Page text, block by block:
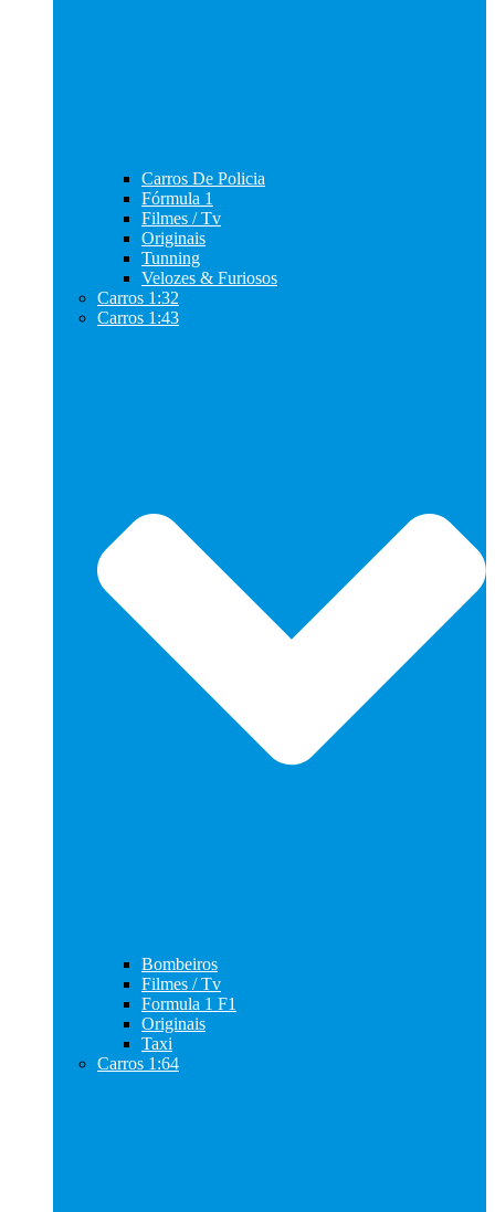
Carros De Policia
Fórmula 1
Filmes / Tv
Originais
Tunning
Velozes & Furiosos
Carros 1:32
Carros 1:43
Bombeiros
Filmes / Tv
Formula 1 F1
Originais
Taxi
Carros 1:64